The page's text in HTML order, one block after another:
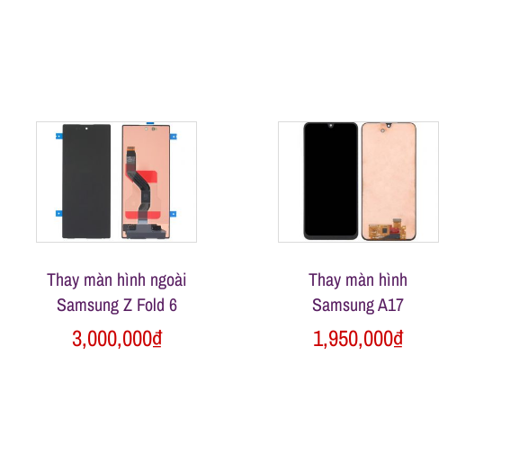
n
h
o
Thay màn hình ngoài
Samsung Z Fold 6
3,000,000₫
Thay màn hình
Samsung A17
1,950,000₫